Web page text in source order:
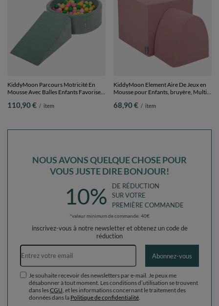
KiddyMoon Parcours Motricité En
Mousse Avec Balles Enfants Favorise
clair/vert/jaune/rose poudré/rose,
110,90 € / item
KiddyMoon Element Aire De Jeux en
Mousse pour Enfants, bruyère, Multi-
68,90 € / item
NOUS AVONS QUELQUE CHOSE POUR
VOUS JUSTE DIRE BONJOUR!
10%
DE RÉDUCTION
SUR VOTRE
PREMIÈRE COMMANDE
*valeur minimum de commande: 40€
inscrivez-vous à notre newsletter et obtenez un code de
réduction
Adresse e-mail
Abonnez-vous
Je souhaite recevoir des newsletters par e-mail. Je peux me
désabonner à tout moment. Les conditions d’utilisation se trouvent
dans lesCGU , et les informations concernant le traitement des
données dans la Politique de confidentialité